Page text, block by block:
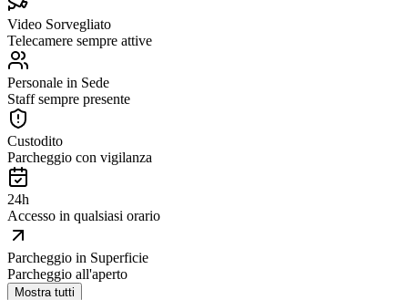
Video Sorvegliato
Telecamere sempre attive
Personale in Sede
Staff sempre presente
Custodito
Parcheggio con vigilanza
24h
Accesso in qualsiasi orario
Parcheggio in Superficie
Parcheggio all'aperto
Mostra tutti